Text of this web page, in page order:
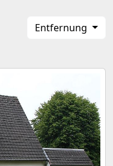
Entfernung